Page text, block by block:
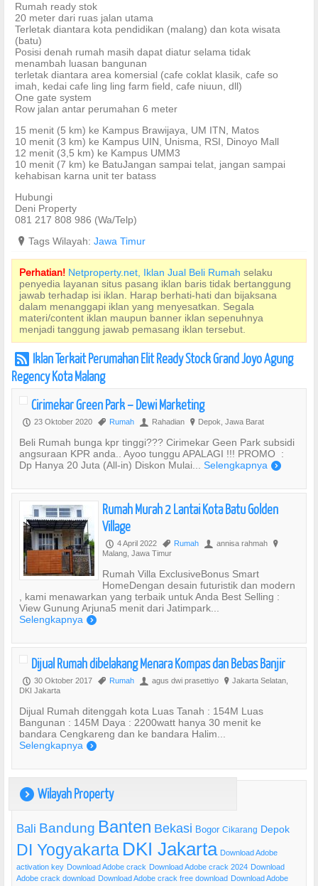
Rumah ready stok
20 meter dari ruas jalan utama
Terletak diantara kota pendidikan (malang) dan kota wisata
(batu)
Posisi denah rumah masih dapat diatur selama tidak
menambah luasan bangunan
terletak diantara area komersial (cafe coklat klasik, cafe so
imah, kedai cafe ling ling farm field, cafe niuun, dll)
One gate system
Row jalan antar perumahan 6 meter
15 menit (5 km) ke Kampus Brawijaya, UM ITN, Matos
10 menit (3 km) ke Kampus UIN, Unisma, RSI, Dinoyo Mall
12 menit (3,5 km) ke Kampus UMM3
10 menit (7 km) ke BatuJangan sampai telat, jangan sampai
kehabisan karna unit ter batass
Hubungi
Deni Property
081 217 808 986 (Wa/Telp)
? Tags Wilayah: Jawa Timur
Perhatian! Netproperty.net, Iklan Jual Beli Rumah selaku
penyedia layanan situs pasang iklan baris tidak bertanggung
jawab terhadap isi iklan. Harap berhati-hati dan bijaksana
dalam menanggapi iklan yang menyesatkan. Segala
materi/content iklan maupun banner iklan sepenuhnya
menjadi tanggung jawab pemasang iklan tersebut.
r Iklan Terkait Perumahan Elit Ready Stock Grand Joyo Agung
Regency Kota Malang
Cirimekar Green Park – Dewi Marketing
P 23 Oktober 2020 , Rumah U Rahadian ? Depok, Jawa Barat
Beli Rumah bunga kpr tinggi??? Cirimekar Geen Park subsidi
angsuraan KPR anda.. Ayoo tunggu APALAGI !!! PROMO :
Dp Hanya 20 Juta (All-in) Diskon Mulai... Selengkapnya )
Rumah Murah 2 Lantai Kota Batu Golden
Village
P 4 April 2022 , Rumah U annisa rahmah ?
Malang, Jawa Timur
Rumah Villa ExclusiveBonus Smart
HomeDengan desain futuristik dan modern
, kami menawarkan yang terbaik untuk Anda Best Selling :
View Gunung Arjuna5 menit dari Jatimpark...
Selengkapnya )
Dijual Rumah dibelakang Menara Kompas dan Bebas Banjir
P 30 Oktober 2017 , Rumah U agus dwi prasettiyo ? Jakarta Selatan,
DKI Jakarta
Dijual Rumah ditenggah kota Luas Tanah : 154M Luas
Bangunan : 145M Daya : 2200watt hanya 30 menit ke
bandara Cengkareng dan ke bandara Halim...
Selengkapnya )
) Wilayah Property
Bali Bandung Banten Bekasi Bogor Cikarang Depok
DI Yogyakarta DKI Jakarta Download Adobe
activation key Download Adobe crack Download Adobe crack 2024 Download
Adobe crack download Download Adobe crack free download Download Adobe